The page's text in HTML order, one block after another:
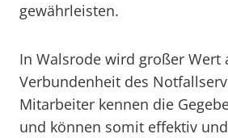
gewährleisten.
In Walsrode wird großer Wert
Verbundenheit des
Mitarbeiter kennen die
und können somit effektiv